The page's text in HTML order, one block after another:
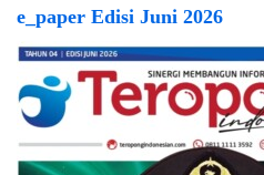
e_paper Edisi Juni 2026